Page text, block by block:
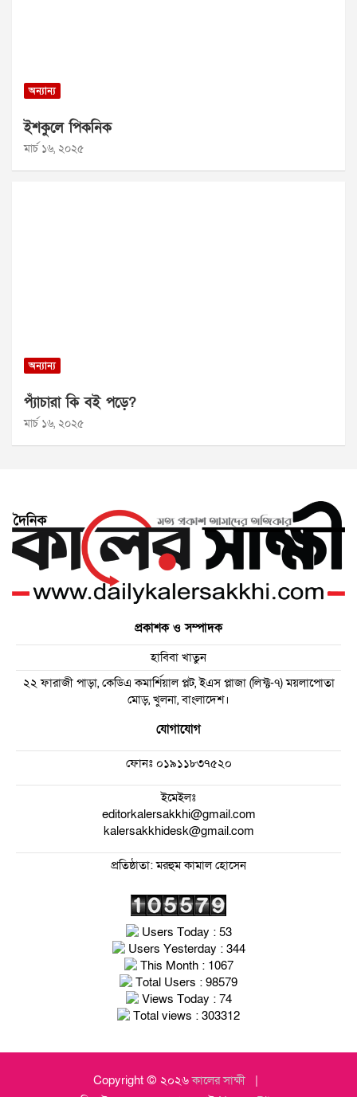
অন্যান্য
ইশকুলে পিকনিক
মার্চ ১৬, ২০২৫
অন্যান্য
প্যাঁচারা কি বই পড়ে?
মার্চ ১৬, ২০২৫
প্রকাশক ও সম্পাদক
হাবিবা খাতুন
২২ ফারাজী পাড়া, কেডিএ কমার্শিয়াল প্লট, ইএস প্লাজা (লিফ্ট-৭) ময়লাপোতা
মোড়, খুলনা, বাংলাদেশ।
যোগাযোগ
ফোনঃ০১৯১১৮৩৭৫২০
ইমেইলঃ
editorkalersakkhi@gmail.com
kalersakkhidesk@gmail.com
প্রতিষ্ঠাতা: মরহুম কামাল হোসেন
Users Today : 53
Users Yesterday : 344
This Month : 1067
Total Users : 98579
Views Today : 74
Total views : 303312
Copyright © ২০২৬কালের সাক্ষী